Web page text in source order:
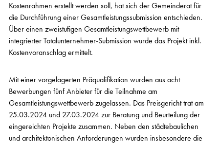
Kostenrahmen erstellt werden soll, hat sich der Gemeinderat für
die Durchführung einer Gesamtleistungssubmission entschieden.
Über einen zweistufigen Gesamtleistungswettbewerb mit
integrierter Totalunternehmer-Submission wurde das Projekt inkl.
Kostenvoranschlag ermittelt.
Mit einer vorgelagerten Präqualifikation wurden aus acht
Bewerbungen fünf Anbieter für die Teilnahme am
Gesamtleistungswettbewerb zugelassen. Das Preisgericht trat am
25.03.2024 und 27.03.2024 zur Beratung und Beurteilung der
eingereichten Projekte zusammen. Neben den städtebaulichen
und architektonischen Anforderungen wurden insbesondere die